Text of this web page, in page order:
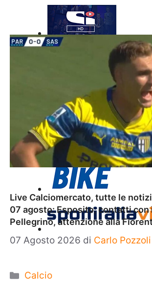
Live Calciomercato, tutte le
07 agosto: Esposito, contatti con
Pellegrino, attenzione alla
07 Agosto 2026 di Carlo Pozzoli
Categorie
Calcio